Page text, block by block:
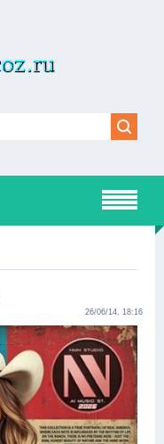
26/06/14, 18:16